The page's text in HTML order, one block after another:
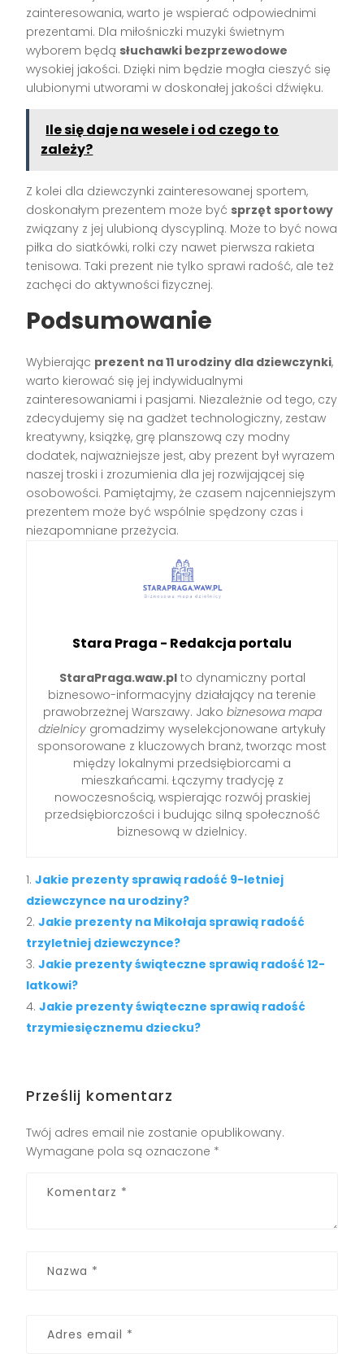
zainteresowania, warto je wspierać odpowiednimi
prezentami. Dla miłośniczki muzyki świetnym
wyborem będą słuchawki bezprzewodowe
wysokiej jakości. Dzięki nim będzie mogła cieszyć się
ulubionymi utworami w doskonałej jakości dźwięku.
Ile się daje na wesele i od czego to
zależy?
Z kolei dla dziewczynki zainteresowanej sportem,
doskonałym prezentem może być sprzęt sportowy
związany z jej ulubioną dyscypliną. Może to być nowa
piłka do siatkówki, rolki czy nawet pierwsza rakieta
tenisowa. Taki prezent nie tylko sprawi radość, ale też
zachęci do aktywności fizycznej.
Podsumowanie
Wybierając prezent na 11 urodziny dla dziewczynki,
warto kierować się jej indywidualnymi
zainteresowaniami i pasjami. Niezależnie od tego, czy
zdecydujemy się na gadżet technologiczny, zestaw
kreatywny, książkę, grę planszową czy modny
dodatek, najważniejsze jest, aby prezent był wyrazem
naszej troski i zrozumienia dla jej rozwijającej się
osobowości. Pamiętajmy, że czasem najcenniejszym
prezentem może być wspólnie spędzony czas i
niezapomniane przeżycia.
Stara Praga - Redakcja portalu
StaraPraga.waw.plto dynamiczny portal
biznesowo-informacyjny działający na terenie
prawobrzeżnej Warszawy. Jako biznesowa mapa
dzielnicy gromadzimy wyselekcjonowane artykuły
sponsorowane z kluczowych branż, tworząc most
między lokalnymi przedsiębiorcami a
mieszkańcami. Łączymy tradycję z
nowoczesnością, wspierając rozwój praskiej
przedsiębiorczości i budując silną społeczność
biznesową w dzielnicy.
Jakie prezenty sprawią radość 9-letniej
dziewczynce na urodziny?
Jakie prezenty na Mikołaja sprawią radość
trzyletniej dziewczynce?
Jakie prezenty świąteczne sprawią radość 12-
latkowi?
Jakie prezenty świąteczne sprawią radość
trzymiesięcznemu dziecku?
Prześlij komentarz
Twój adres email nie zostanie opublikowany.
Wymagane pola są oznaczone *